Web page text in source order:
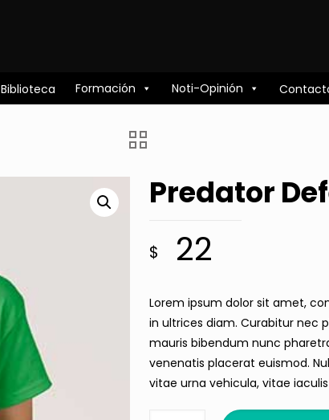
Biblioteca Formación Noti-Opinión
Predator
$ 22
Lorem ipsum dolor sit amet,
in ultrices diam. Curabitur nec
mauris bibendum nunc
venenatis placerat euismod.
vitae urna vehicula, vitae